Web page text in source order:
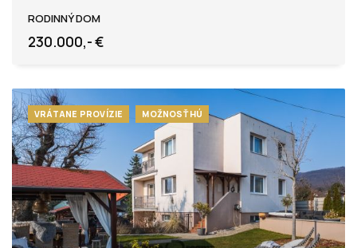
Gergeľova, Ivanka pri Nitre
RODINNÝ DOM
230.000,- €
VRÁTANE PROVÍZIE MOŽNOSŤ HÚ